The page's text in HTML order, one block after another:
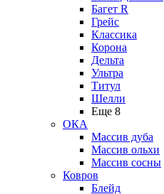
Багет R
Грейс
Классика
Корона
Дельта
Ультра
Титул
Шелли
Еще 8
ОКА
Массив дуба
Массив ольхи
Массив сосны
Ковров
Блейд